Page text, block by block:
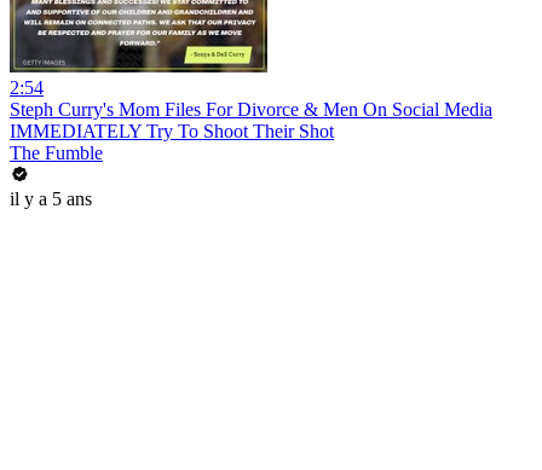
2:54
Steph Curry's Mom Files For Divorce & Men On Social Media
IMMEDIATELY Try To Shoot Their Shot
The Fumble
il y a 5 ans